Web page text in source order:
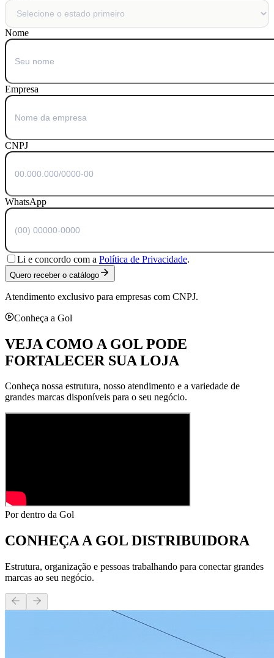
Nome
Empresa
CNPJ
WhatsApp
Li e concordo com a Política de Privacidade.
Quero receber o catálogo
Atendimento exclusivo para empresas com CNPJ.
Conheça a Gol
VEJA COMO A GOL PODE
FORTALECER SUA LOJA
Conheça nossa estrutura, nosso atendimento e a variedade de
grandes marcas disponíveis para o seu negócio.
Por dentro da Gol
CONHEÇA AGOL DISTRIBUIDORA
Estrutura, organização e pessoas trabalhando para conectar grandes
marcas ao seu negócio.